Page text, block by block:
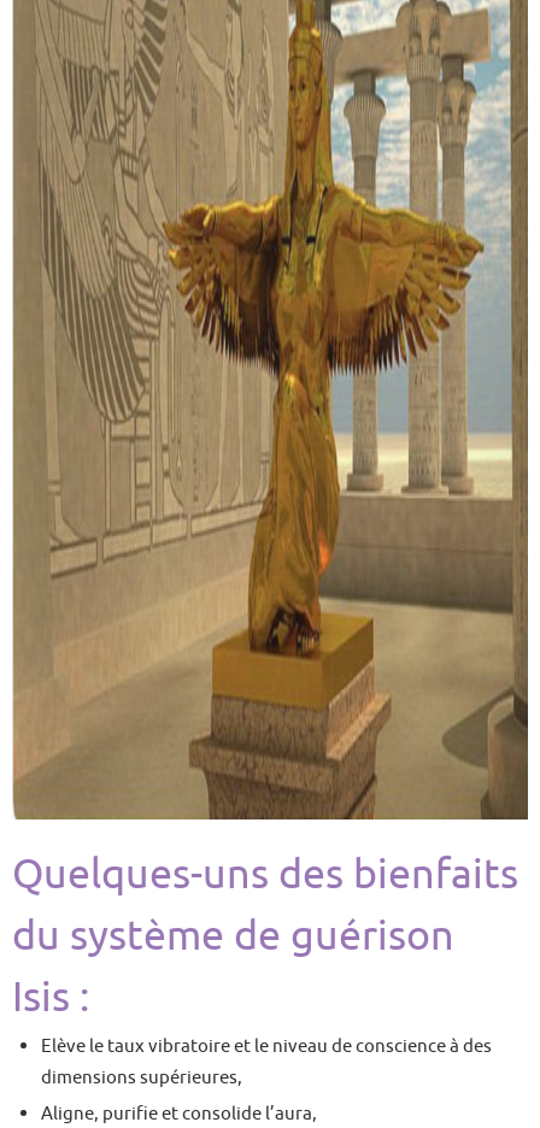
Quelques-uns des bienfaits
du système de guérison
Isis :
Elève le taux vibratoire et le niveau de conscience à des
dimensions supérieures,
Aligne, purifie et consolide l’aura,